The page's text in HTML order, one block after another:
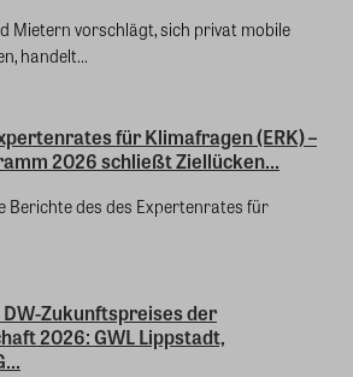
Mietern vorschlägt, sich privat mobile
handelt...
für Klimafragen (ERK) –
2026 schließt Ziellücken...
Berichte des des Expertenrates für
Zukunftspreises der
2026: GWL Lippstadt,